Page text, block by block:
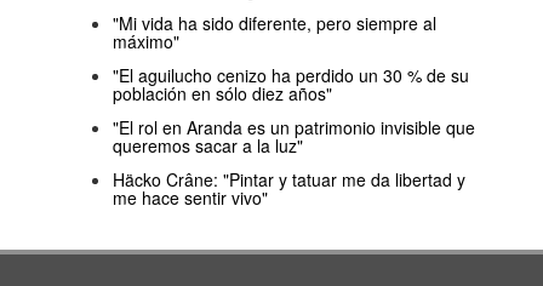
"Mi vida ha sido diferente, pero siempre al
máximo"
"El aguilucho cenizo ha perdido un 30 % de su
población en sólo diez años"
"El rol en Aranda es un patrimonio invisible que
queremos sacar a la luz"
Häcko Crâne: "Pintar y tatuar me da libertad y
me hace sentir vivo"